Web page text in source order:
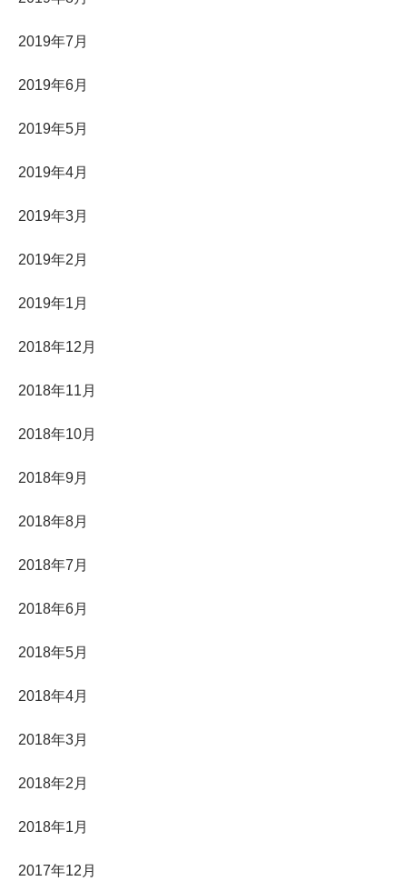
2019年7月
2019年6月
2019年5月
2019年4月
2019年3月
2019年2月
2019年1月
2018年12月
2018年11月
2018年10月
2018年9月
2018年8月
2018年7月
2018年6月
2018年5月
2018年4月
2018年3月
2018年2月
2018年1月
2017年12月